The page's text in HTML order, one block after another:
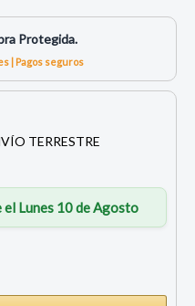
Protegida.
| Pagos seguros
TERRESTRE
el Lunes 10 de Agosto